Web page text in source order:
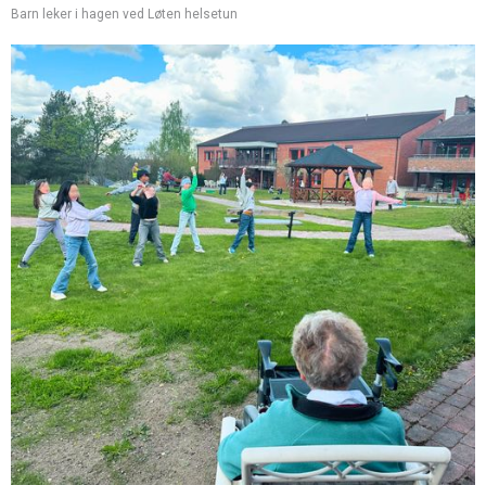
Barn leker i hagen ved Løten helsetun